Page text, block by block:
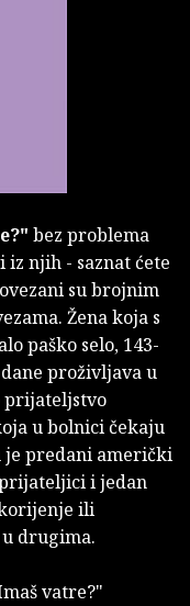
bez problema
iz njih - saznat ćete
su brojnim
Žena koja s
paško selo, 143-
proživljava u
prijateljstvo
u bolnici čekaju
je predani američki
i jedan
ili
drugima.
vatre?"